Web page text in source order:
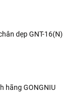
dẹp GNT-16(N)
hãng GONGNIU